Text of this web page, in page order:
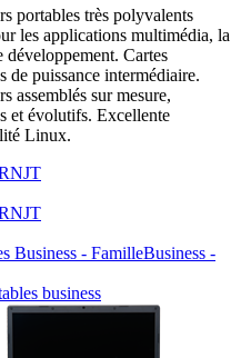
portables très polyvalents
les applications multimédia, la
développement. Cartes
de puissance intermédiaire.
assemblés sur mesure,
et évolutifs. Excellente
Linux.
Business -
business